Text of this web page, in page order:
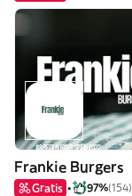
Frankie Burgers
Gratis 97%(154)